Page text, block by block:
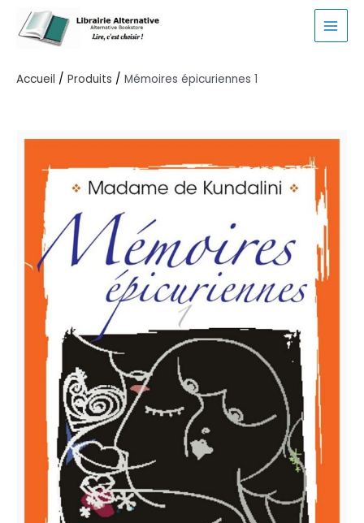
contenu
Accueil Produits Mémoires épicuriennes 1